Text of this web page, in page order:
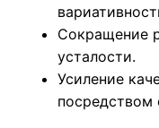
Сокращение
усталости.
Усиление
посредством